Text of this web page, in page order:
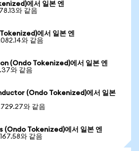
에서 일본 엔
와 같음
에서 일본 엔
와 같음
(Ondo Tokenized)에서 일본 엔
와 같음
(Ondo Tokenized)에서 일본
와 같음
Tokenized)에서 일본 엔
와 같음